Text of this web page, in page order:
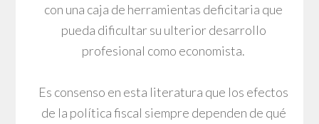
con una caja de herramientas deficitaria que
pueda dificultar su ulterior desarrollo
profesional como economista.
Es consenso en esta literatura que los efectos
de la política fiscal siempre dependen de qué